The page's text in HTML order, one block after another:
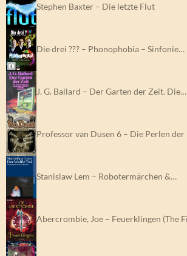
Stephen Baxter – Die letzte Flut
Die drei ??? – Phonophobia – Sinfonie…
J. G. Ballard – Der Garten der Zeit. Die…
Professor van Dusen 6 – Die Perlen der
Stanislaw Lem – Robotermärchen &…
Abercrombie, Joe – Feuerklingen (The